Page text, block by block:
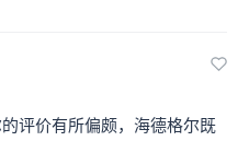
评价有所偏颇，海德格尔既